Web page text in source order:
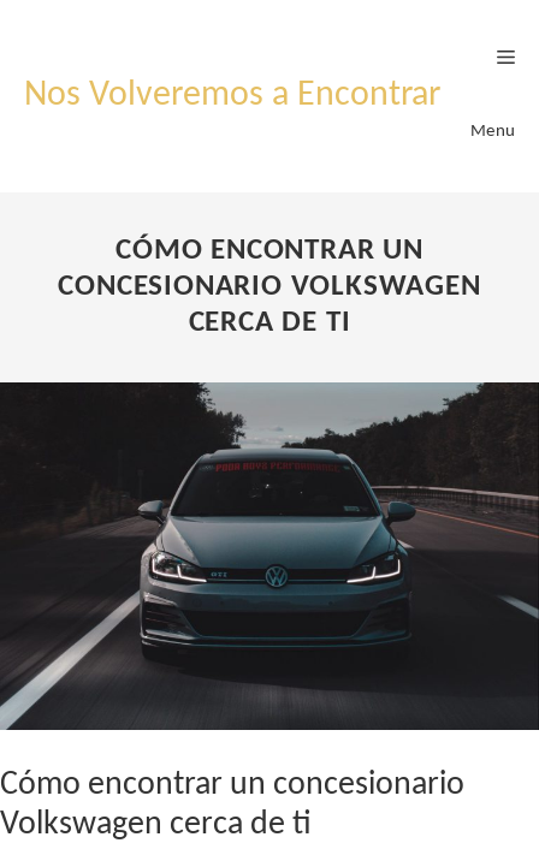
Nos Volveremos a Encontrar
Menu
CÓMO ENCONTRAR UN
CONCESIONARIO VOLKSWAGEN
CERCA DE TI
Cómo encontrar un concesionario
Volkswagen cerca de ti